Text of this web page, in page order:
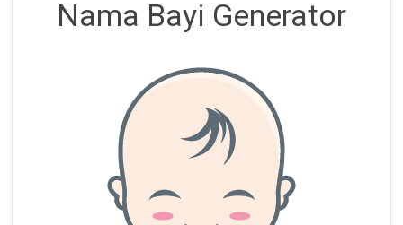
Nama Bayi Generator